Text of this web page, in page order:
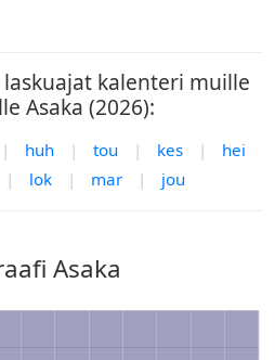
kalenteri muille
Asaka (2026):
| huh | tou | kes |
hei
| lok | mar | jou
Asaka